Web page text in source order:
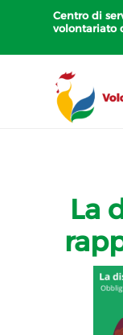
Centro di
volontariato
La